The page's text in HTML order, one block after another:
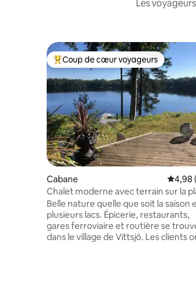
Les
Coups de cœur voyageurs les plus
Coup de cœur voyageurs
Cabane
4,98
Chalet moderne avec terrain sur la
Belle nature quelle que soit la saison
plusieurs lacs. Épicerie, restaurants,
gares ferroviaire et routière se
dans le village de Vittsjö. Les clients